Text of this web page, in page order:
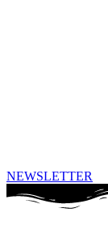
NEWSLETTER